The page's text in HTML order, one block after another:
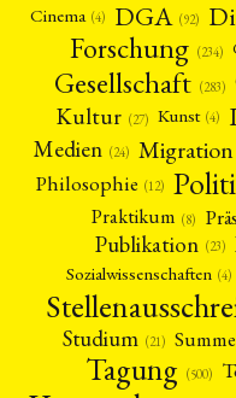
Cinema (4) DGA (92)
Forschung (234)
Gesellschaft (283)
Kultur (27) Kunst (4)
Medien (24) Migration
Philosophie (12)
Praktikum (8)
Publikation (23)
Sozialwissenschaften (4)
Studium (21)
Tagung (500)